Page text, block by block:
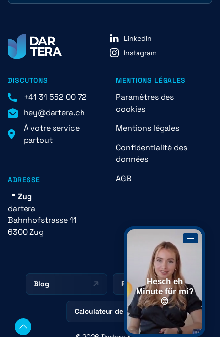
LinkedIn
Instagram
DISCUTONS
+41 31 552 00 72
hey@dartera.ch
À votre service
partout
MENTIONS LÉGALES
Paramètres des
cookies
Mentions légales
Confidentialité des
données
AGB
ADRESSE
📍 Zug
dartera
Bahnhofstrasse 11
6300 Zug
Blog Ressources
Calculateur de prix
scroll
Hesch eh
Minute für mi?
😊